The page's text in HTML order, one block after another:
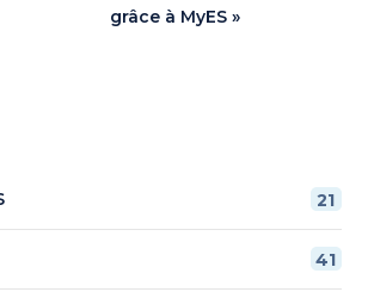
grâce à MyES »
21
41